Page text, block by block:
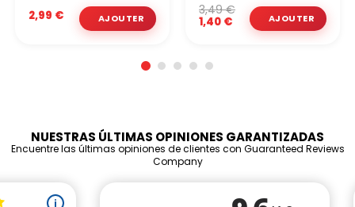
2,99 € 1,40 €
3,49 €
NUESTRAS ÚLTIMAS OPINIONES GARANTIZADAS
Encuentre las últimas opiniones de clientes con Guaranteed Reviews
Company